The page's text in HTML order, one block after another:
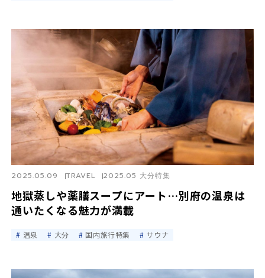
地獄蒸しや薬膳スープにアート…別府の温泉は
通いたくなる魅力が満載
2025.05.09 TRAVEL 2025.05 大分特集
温泉 大分 国内旅行特集 サウナ